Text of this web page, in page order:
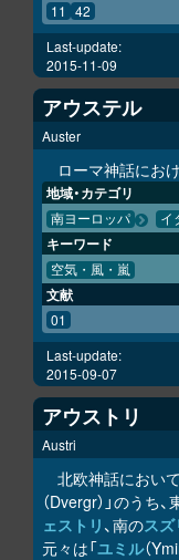
11 42
Last-update:
2015-11-09
アウステル
Auster
ローマ神話にお
地域・カテゴリ
南ヨーロッパ イ
キーワード
空気・風・嵐
文献
01
Last-update:
2015-09-07
アウストリ
Austri
北欧神話におい
（Dvergr）」のうち
ェストリ 、南のスズ
元々は「ユミル（